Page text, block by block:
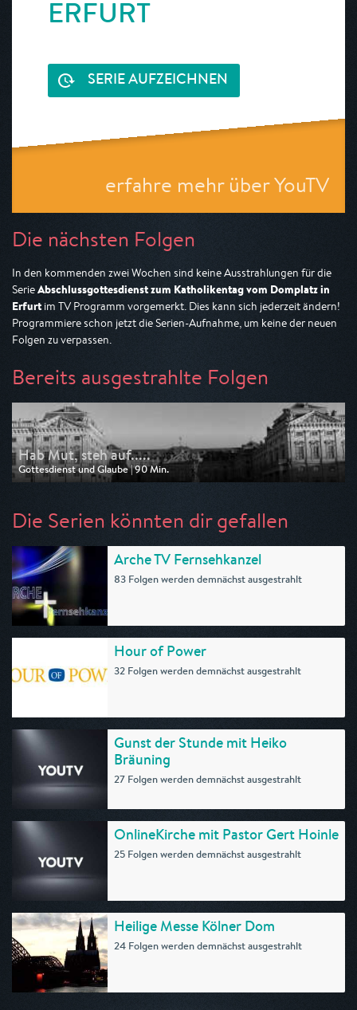
ERFURT
SERIE AUFZEICHNEN
erfahre mehr über YouTV
Die nächsten Folgen
In den kommenden zwei Wochen sind keine Ausstrahlungen für die
SerieAbschlussgottesdienst zum Katholikentag vom Domplatz in
Erfurtim TV Programm vorgemerkt. Dies kann sich jederzeit ändern!
Programmiere schon jetzt die Serien-Aufnahme, um keine der neuen
Folgen zu verpassen.
Bereits ausgestrahlte Folgen
Hab Mut, steh auf.....
Gottesdienst und Glaube | 90 Min.
Ausgestrahlt von ZDF
Die Serien könnten dir gefallen
Arche TV Fernsehkanzel
83 Folgen werden demnächst ausgestrahlt
Hour of Power
32 Folgen werden demnächst ausgestrahlt
Gunst der Stunde mit Heiko
Bräuning
27 Folgen werden demnächst ausgestrahlt
OnlineKirche mit Pastor Gert Hoinle
25 Folgen werden demnächst ausgestrahlt
Heilige Messe Kölner Dom
24 Folgen werden demnächst ausgestrahlt